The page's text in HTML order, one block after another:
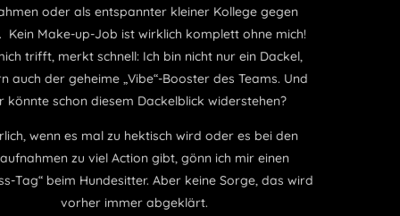
Aufnahmen oder als entspannter kleiner Kollege gegen
Stress. Kein Make-up-Job ist wirklich komplett ohne mich!
Wer mich trifft, merkt schnell: Ich bin nicht nur ein Dackel,
sondern auch der geheime „Vibe“-Booster des Teams. Und
wer könnte schon diesem Dackelblick widerstehen?
Natürlich, wenn es mal zu hektisch wird oder es bei den
Tonaufnahmen zu viel Action gibt, gönn ich mir einen
„Wellness-Tag“ beim Hundesitter. Aber keine Sorge, das wird
vorher immer abgeklärt.